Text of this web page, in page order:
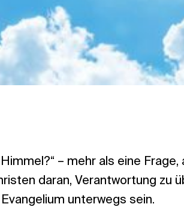
– mehr als eine Frage,
daran, Verantwortung zu
unterwegs sein.